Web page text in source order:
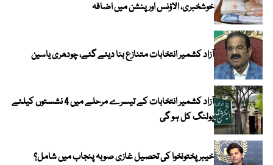
خوشخبری، الاؤنس اور پنشن میں اضافہ
آزاد کشمیر انتخابات متنازع بنا دیئے گئے، چودھری یاسین
آزاد کشمیر انتخابات کے تیسرے مرحلے میں 4 نشستوں کیلئے
پولنگ کل ہو گی
خیبر پختونخوا کی تحصیل غازی صوبہ پنجاب میں شامل؟